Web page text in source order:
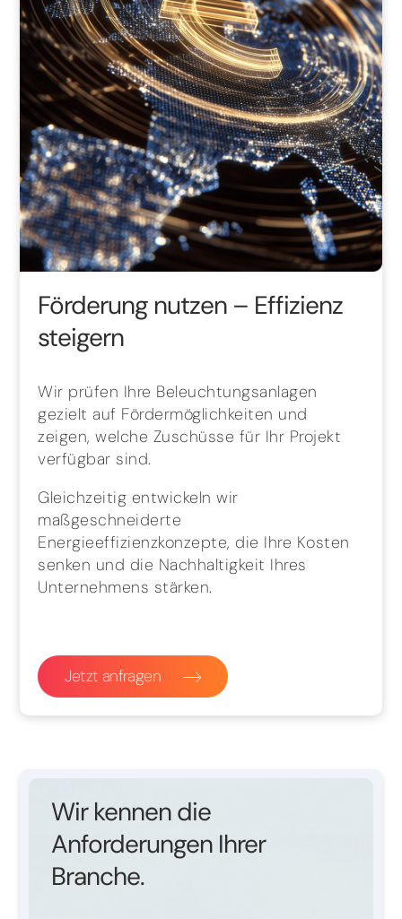
Förderung nutzen – Effizienz
steigern
Wir prüfen Ihre Beleuchtungsanlagen
gezielt auf Fördermöglichkeiten und
zeigen, welche Zuschüsse für Ihr Projekt
verfügbar sind.
Gleichzeitig entwickeln wir
maßgeschneiderte
Energieeffizienzkonzepte, die Ihre Kosten
senken und die Nachhaltigkeit Ihres
Unternehmens stärken.
Jetzt anfragen
Wir kennen die
Anforderungen Ihrer
Branche.